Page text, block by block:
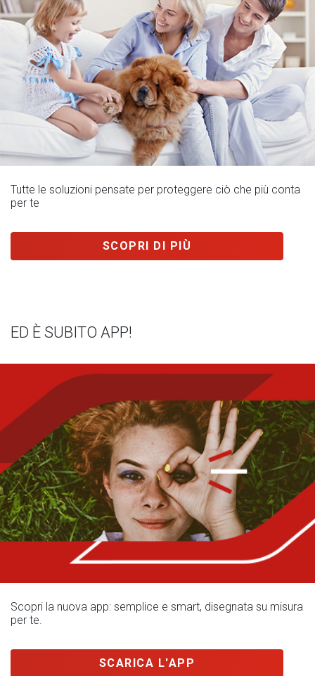
Tutte le soluzioni pensate per proteggere ciò che più conta
per te
SCOPRI DI PIÙ
ED È SUBITO APP!
Scopri la nuova app: semplice e smart, disegnata su misura
per te.
SCARICA L'APP